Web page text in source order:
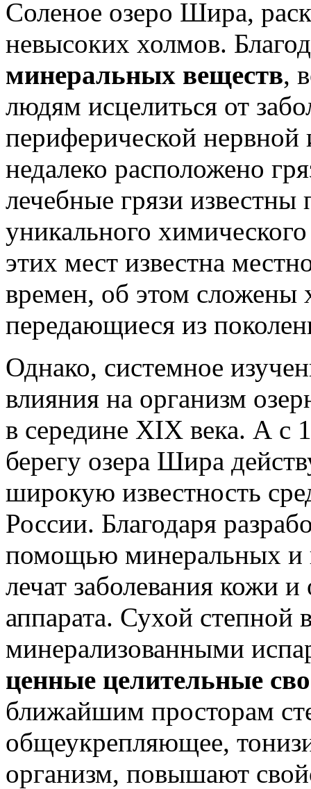
Соленое озеро Шира,
невысоких холмов.
минеральных веществ,
людям исцелиться от
периферической
недалеко расположено
лечебные грязи известны
уникального
этих мест известна
времен, об этом сложены
передающиеся из
Однако, системное
влияния на организм
в середине XIX века. А с
берегу озера Шира
широкую известность
России. Благодаря
помощью минеральных и
лечат заболевания кожи
аппарата. Сухой степной
минерализованными
ценные целительные
ближайшим просторам
общеукрепляющее,
организм, повышают